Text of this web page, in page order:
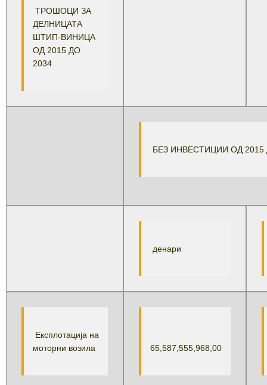
ТРОШОЦИ ЗА
ДЕЛНИЦАТА
ШТИП-ВИНИЦА
ОД 2015 ДО
2034
БЕЗ ИНВЕСТИЦИИ ОД 2015
денари
Експлотација на
моторни возила
65,587,555,968,00